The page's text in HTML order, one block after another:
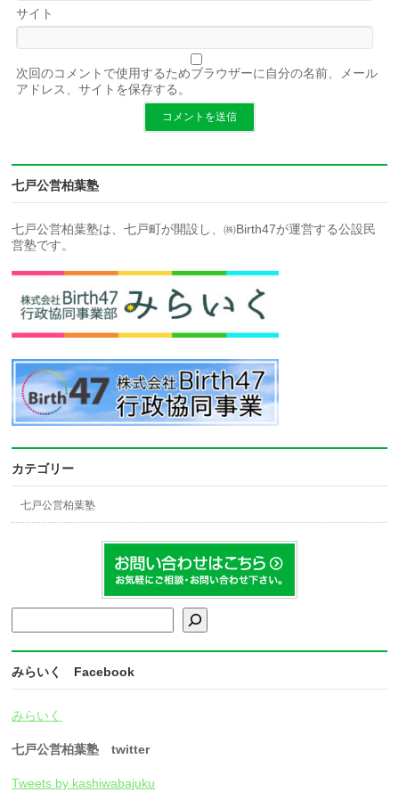
サイト
次回のコメントで使用するためブラウザーに自分の名前、メール
アドレス、サイトを保存する。
七戸公営柏葉塾
七戸公営柏葉塾は、七戸町が開設し、㈱Birth47が運営する公設民
営塾です。
カテゴリー
七戸公営柏葉塾
みらいく Facebook
みらいく
七戸公営柏葉塾 twitter
Tweets by kashiwabajuku